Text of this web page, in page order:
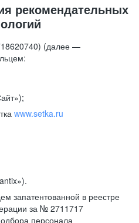
рекомендательных
(далее —
www.setka.ru
запатентованной в реестре
за № 2711717
персонала